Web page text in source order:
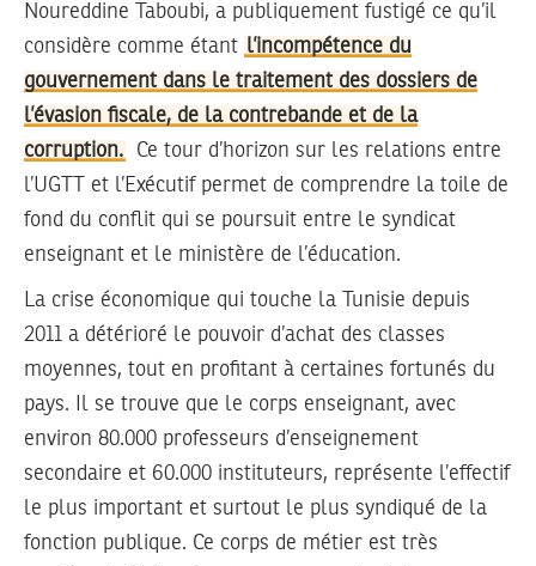
Noureddine Taboubi, a publiquement fustigé ce qu’il
considère comme étant l’incompétence du
gouvernement dans le traitement des dossiers de
l’évasion fiscale, de la contrebande et de la
corruption.
Ce tour d’horizon sur les relations entre
l’UGTT et l’Exécutif permet de comprendre la toile de
fond du conflit qui se poursuit entre le syndicat
enseignant et le ministère de l’éducation.
La crise économique qui touche la Tunisie depuis
2011 a détérioré le pouvoir d’achat des classes
moyennes, tout en profitant à certaines fortunés du
pays. Il se trouve que le corps enseignant, avec
environ 80.000 professeurs d’enseignement
secondaire et 60.000 instituteurs, représente l’effectif
le plus important et surtout le plus syndiqué de la
fonction publique. Ce corps de métier est très